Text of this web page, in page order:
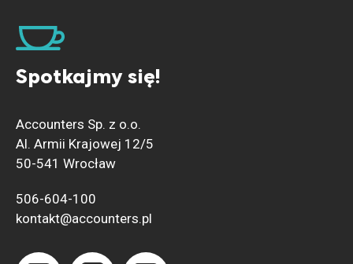
Spotkajmy się!
Accounters Sp. z o.o.
Al. Armii Krajowej 12/5
50-541 Wrocław
506-604-100
kontakt@accounters.pl